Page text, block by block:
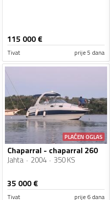
115 000€
Tivat prije 5 dana
PLAĆEN OGLAS
Chaparral - chaparral 260
Jahta 2004 350 KS
35 000€
Tivat prije 6 dana